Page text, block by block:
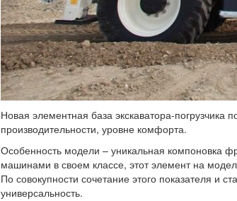
Новая элементная база экскаватора-погрузчика
производительности, уровне комфорта.
Особенность модели – уникальная компоновка
машинами в своем классе, этот элемент на
По совокупности сочетание этого показателя и
универсальность.